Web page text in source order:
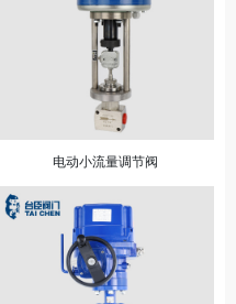
电动小流量调节阀